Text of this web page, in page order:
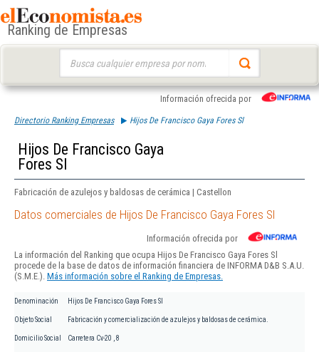
Ranking de Empresas
Información ofrecida por
Directorio Ranking Empresas Hijos De Francisco Gaya Fores Sl
Hijos De Francisco Gaya
Fores Sl
Fabricación de azulejos y baldosas de cerámica | Castellon
Datos comerciales de Hijos De Francisco Gaya Fores Sl
Información ofrecida por
La información del Ranking que ocupa Hijos De Francisco Gaya Fores Sl
procede de la base de datos de información financiera de INFORMA D&B S.A.U.
(S.M.E.). Más información sobre el Ranking de Empresas.
Denominación Hijos De Francisco Gaya Fores Sl
Objeto Social Fabricación y comercialización de azulejos y baldosas de cerámica.
Domicilio Social Carretera Cv-20 , 8